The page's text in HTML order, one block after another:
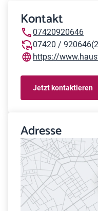
Kontakt
07420920646
07420 / 920646
https://
Jetzt kontaktieren
Adresse